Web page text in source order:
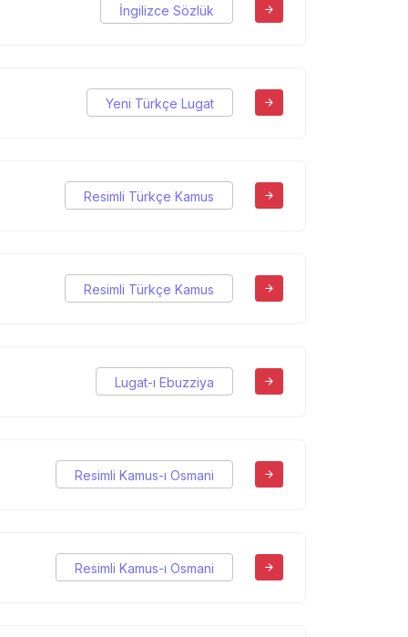
İngilizce Sözlük
Yeni Türkçe Lugat
Resimli Türkçe Kamus
Resimli Türkçe Kamus
Lugat-ı Ebuzziya
Resimli Kamus-ı Osmani
Resimli Kamus-ı Osmani